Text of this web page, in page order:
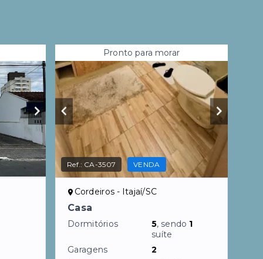
Pronto para morar
Ref.: CA-3507 VENDA
Cordeiros - Itajaí/SC
Casa
Dormitórios 5, sendo 1
suíte
Garagens
2